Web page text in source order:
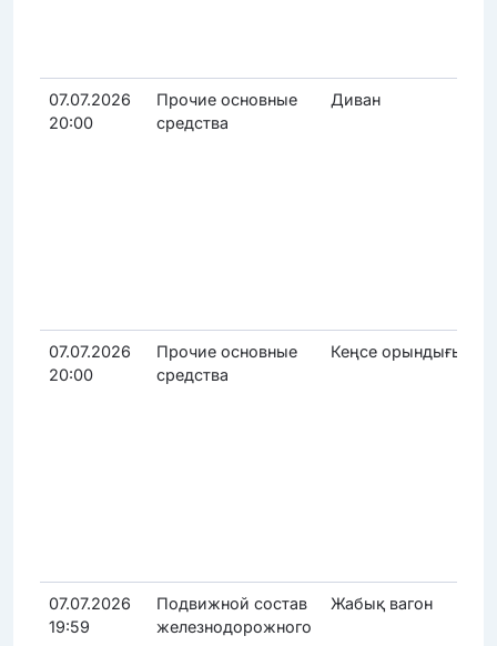
07.07.2026
20:00
Прочие основные
средства
Диван
07.07.2026
20:00
Прочие основные
средства
Кеңсе орындығы
07.07.2026
19:59
Подвижной состав
железнодорожного
Жабық вагон